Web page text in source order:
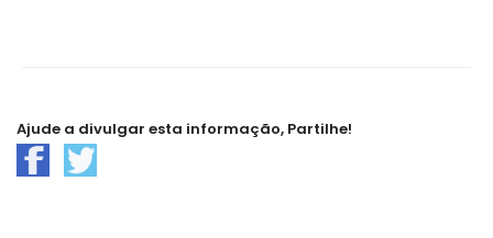
Ajude a divulgar esta informação, Partilhe!